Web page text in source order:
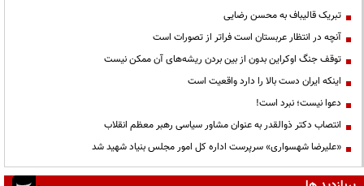
تبریک قالیباف به محسن رضایی
آنچه در انتظار عربستان است فراتر از تصورات است
توقف جنگ اوکراین بدون از بین بردن ریشه‌های آن ممکن نیست
اینکه ایران دست بالا را دارد واقعیت است
دعوا نیست؛ نبرد است!
انتصاب دکتر ذوالقدر به عنوان مشاور سیاسی رهبر معظم انقلاب
«علیرضا شهسواری» سرپرست اداره کل امور مجلس بنیاد شهید شد